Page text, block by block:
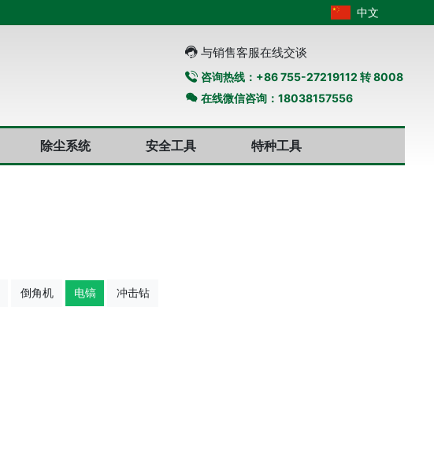
中文
与销售客服在线交谈
咨询热线：+86 755-27219112 转 8008
在线微信咨询：18038157556
除尘系统 安全工具 特种工具
倒角机 电镐 冲击钻